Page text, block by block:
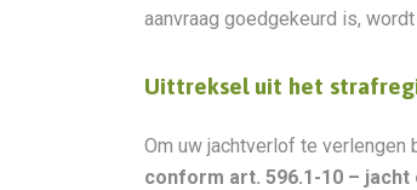
aanvraag goedgekeurd is,
Uittreksel uit het
Om uw jachtverlof te
conform art. 596.1-10 – jacht